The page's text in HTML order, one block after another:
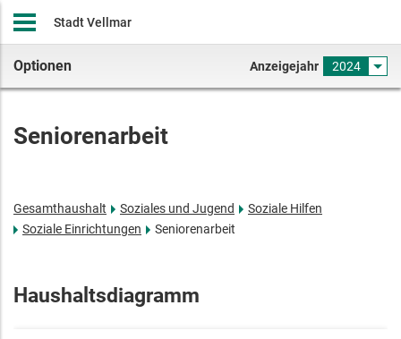
Stadt Vellmar
Optionen Anzeigejahr 2024
Seniorenarbeit
Gesamthaushalt Soziales und Jugend
Soziale Hilfen
Soziale Einrichtungen
Seniorenarbeit
Haushaltsdiagramm